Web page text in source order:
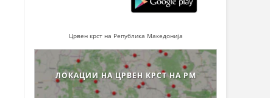
Црвен крст на Република Македонија
ЛОКАЦИИ НА ЦРВЕН КРСТ НА РМ